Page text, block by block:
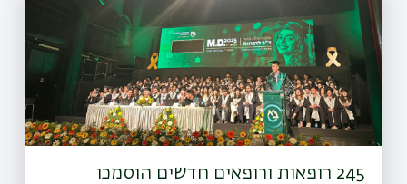
245 רופאות ורופאים חדשים הוסמכו